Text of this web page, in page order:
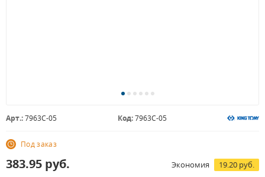
Арт.:7963C-05 Код:7963C-05
Под заказ
383.95 руб. Экономия 19.20 руб.